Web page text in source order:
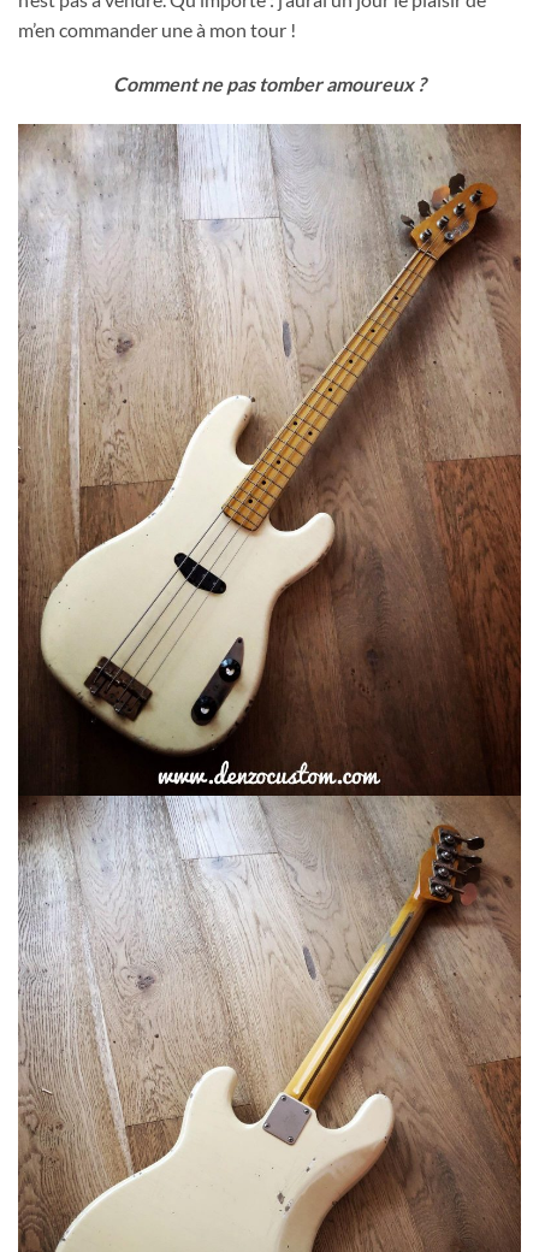
m’en commander une à mon tour !
Comment ne pas tomber amoureux ?